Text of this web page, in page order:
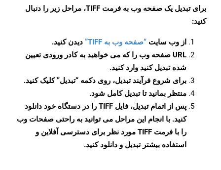
برای تبدیل یک صفحه وب به فرمت TIFF، مراحل زیر را دنبال
کنید:
از وب سایت “صفحه وب به TIFF”
دیدن کنید.
URL صفحه وب را که می خواهید به کادر ورودی تعیین
شده تبدیل کنید وارد کنید.
برای شروع فرآیند تبدیل، روی دکمه “تبدیل” کلیک کنید.
منتظر بمانید تا تبدیل کامل شود.
پس از اتمام تبدیل، فایل TIFF را در دستگاه خود دانلود
کنید. با انجام این مراحل می توانید به راحتی صفحات وب
را با فرمت TIFF مورد نظر برای دسترسی آفلاین و
استفاده بیشتر تبدیل و دانلود کنید.